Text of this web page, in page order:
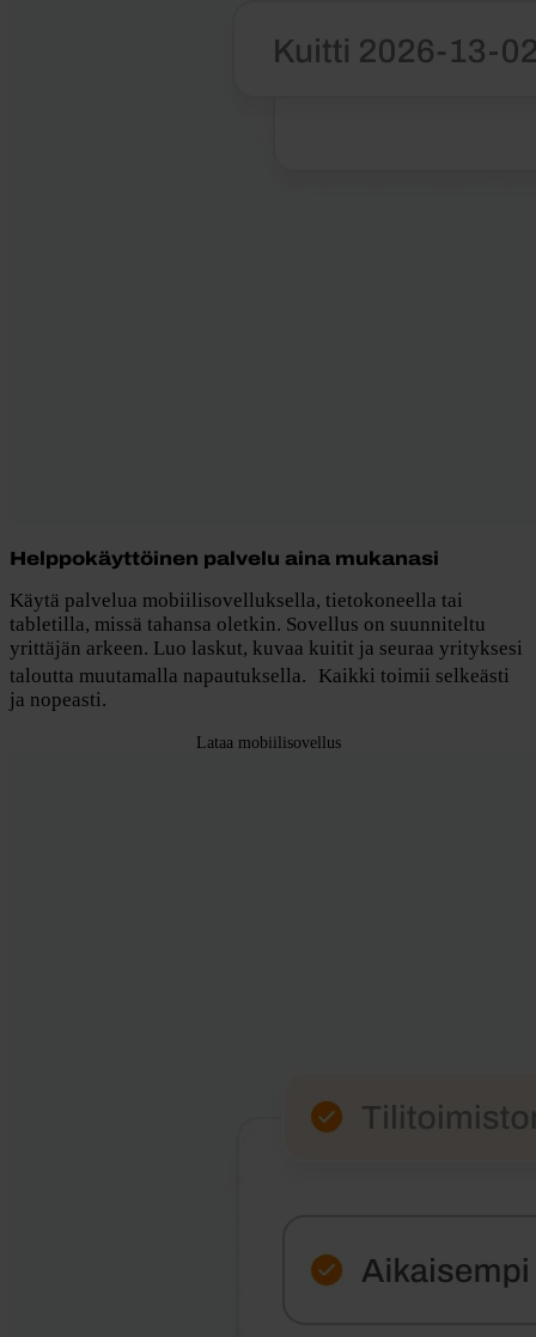
Helppokäyttöinen palvelu aina mukanasi
Käytä palvelua mobiilisovelluksella, tietokoneella tai
tabletilla, missä tahansa oletkin. Sovellus on suunniteltu
yrittäjän arkeen. Luo laskut, kuvaa kuitit ja seuraa yrityksesi
taloutta muutamalla napautuksella. Kaikki toimii selkeästi
ja nopeasti.
Lataa mobiilisovellus